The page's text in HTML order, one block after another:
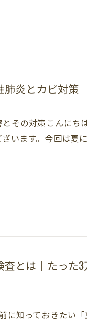
肺炎とカビ対策
その対策こんにち
います。今回は夏
とは｜たった
に知っておきたい